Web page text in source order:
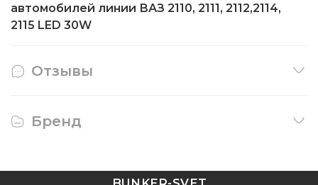
автомобилей линии ВАЗ 2110, 2111, 2112,2114,
2115 LED 30W
Отзывы
Бренд